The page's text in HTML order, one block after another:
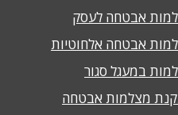
אבטחה לעסק
אבטחה אלחוטיות
במעגל סגור
מצלמות אבטחה